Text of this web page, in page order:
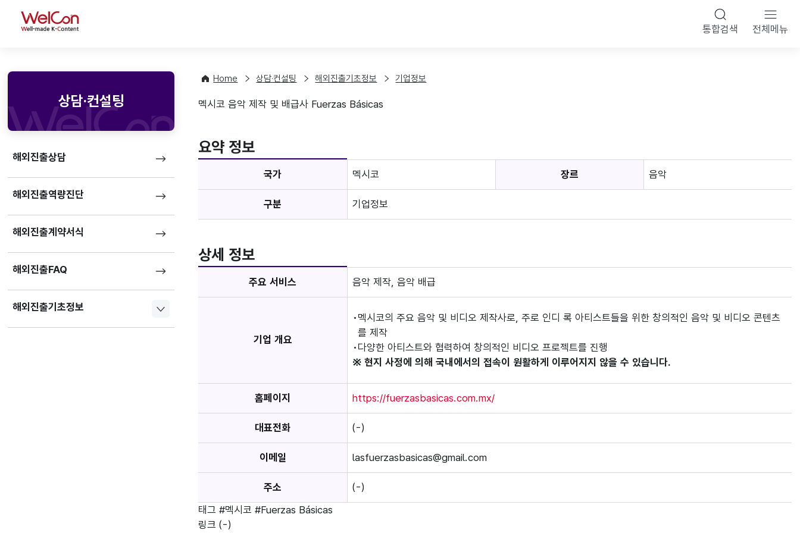
WelCon 통합검색 전체메뉴
상담·컨설팅
해외진출상담
해외진출역량진단
해외진출계약서식
해외진출FAQ
해외진출기초정보
Home 상담·컨설팅 해외진출기초정보 기업정보
기업정보
멕시코 음악 제작 및 배급사 Fuerzas Básicas
요약 정보
국가 멕시코 장르 음악
구분 기업정보
상세 정보
주요 서비스 음악 제작, 음악 배급
기업 개요
멕시코의 주요 음악 및 비디오 제작사로, 주로 인디 록 아티스트들을 위한 창의적인 음악 및 비디오 콘텐츠
를 제작
다양한 아티스트와 협력하여 창의적인 비디오 프로젝트를 진행
※ 현지 사정에 의해 국내에서의 접속이 원활하게 이루어지지 않을 수 있습니다.
홈페이지 https://fuerzasbasicas.com.mx/
대표전화 (-)
이메일 lasfuerzasbasicas@gmail.com
주소
(-)
태그 #멕시코 #Fuerzas Básicas
링크 (-)